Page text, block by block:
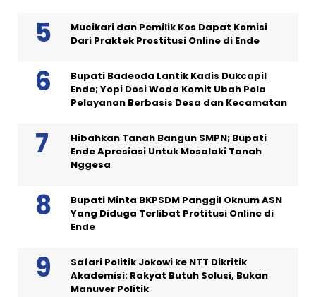
Mucikari dan Pemilik Kos Dapat Komisi
Dari Praktek Prostitusi Online di Ende
Bupati Badeoda Lantik Kadis Dukcapil
Ende; Yopi Dosi Woda Komit Ubah Pola
Pelayanan Berbasis Desa dan Kecamatan
Hibahkan Tanah Bangun SMPN; Bupati
Ende Apresiasi Untuk Mosalaki Tanah
Nggesa
Bupati Minta BKPSDM Panggil Oknum ASN
Yang Diduga Terlibat Protitusi Online di
Ende
Safari Politik Jokowi ke NTT Dikritik
Akademisi: Rakyat Butuh Solusi, Bukan
Manuver Politik